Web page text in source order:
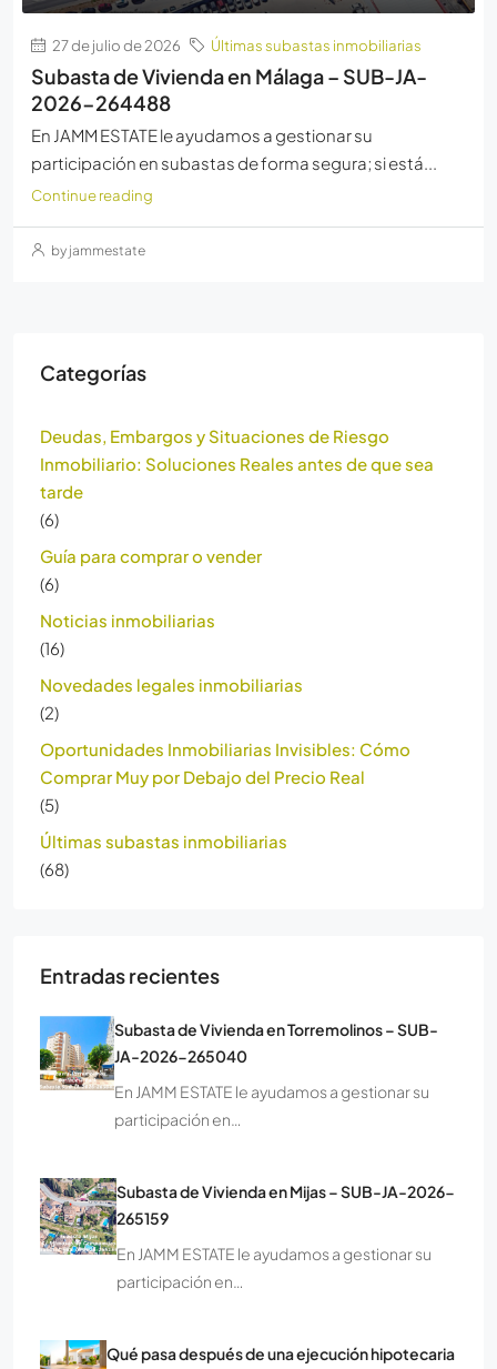
27 de julio de 2026 Últimas subastas inmobiliarias
Subasta de Vivienda en Málaga – SUB-JA-
2026-264488
En JAMM ESTATE le ayudamos a gestionar su
participación en subastas de forma segura; si está...
Continue reading
by jammestate
Categorías
Deudas, Embargos y Situaciones de Riesgo
Inmobiliario: Soluciones Reales antes de que sea
tarde
(6)
Guía para comprar o vender
(6)
Noticias inmobiliarias
(16)
Novedades legales inmobiliarias
(2)
Oportunidades Inmobiliarias Invisibles: Cómo
Comprar Muy por Debajo del Precio Real
(5)
Últimas subastas inmobiliarias
(68)
Entradas recientes
Subasta de Vivienda en Torremolinos – SUB-
JA-2026-265040
En JAMM ESTATE le ayudamos a gestionar su
participación en…
Subasta de Vivienda en Mijas – SUB-JA-2026-
265159
En JAMM ESTATE le ayudamos a gestionar su
participación en…
Qué pasa después de una ejecución hipotecaria